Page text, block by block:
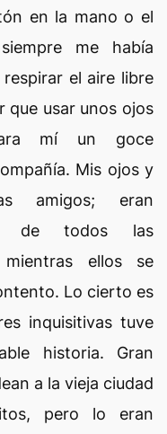
en la mano o el
me había
el aire libre
que usar unos ojos
mí un goce
Mis ojos y
amigos; eran
de todos las
ellos se
Lo cierto es
inquisitivas tuve
historia. Gran
a la vieja ciudad
pero lo eran